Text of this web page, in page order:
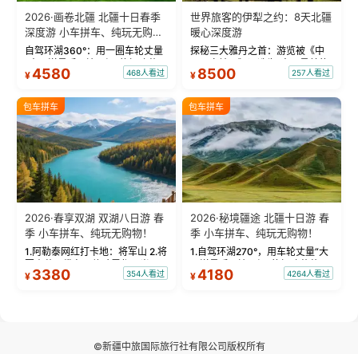
2026·画卷北疆 北疆十日春季
深度游 小车拼车、纯玩无购
物！
自驾环湖360°：用一圈车轮丈量
“大西洋最后一滴眼泪”的极致蔚
蓝。 赛湖旅拍：甄选多款风格服
绝美瞬间。 赛湖坦克300跟车视
频：专业摄影师...
¥4580 468人看过
世界旅客的伊犁之约：8天北疆
暖心深度游
探秘三大雅丹之首：游览被《中
国国家地理》评选为“中国最美的
三大雅丹”第一名的克拉玛依魔鬼
瓦人最大村落——禾木村，欣赏
晨雾与小木...
¥ 8500 257人看过
包车拼车
2026·春享双湖 双湖八日游 春
季 小车拼车、纯玩无购物！
1.阿勒泰网红打卡地：将军山 2.将
军山落日缆车，体验雪都风光 3.
将军山，夕阳派对，蹦迪party 4.
¥ 3380 354人看过
包车拼车
2026·秘境疆途 北疆十日游 春
季 小车拼车、纯玩无购物！
1.自驾环湖270°，用车轮丈量“大
西洋最后一滴眼泪”的极致蔚蓝，
让雪山、花海与深邃湖水在转弯
¥4180 4264人看过
©新疆中旅国际旅行社有限公司版权所有